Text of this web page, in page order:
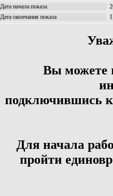
Дата начала показа
Дата окончания показа
Вы можете
подключившись к
Для начала
пройти